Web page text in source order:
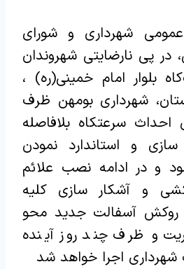
شهرداری و شورای
در پی نارضایتی شهروندان
بلوار امام خمینی(ره) ،
شهرداری بومهن ظرف
احداث سرعتکاه بلافاصله
و استاندارد نمودن
و در ادامه نصب علائم
و آشکار سازی کلیه
روکش آسفالت جدید محو
و ظرف چند روز آینده
اجرا خواهد شد